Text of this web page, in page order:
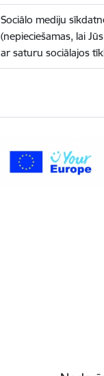
Sociālo mediju
(nepieciešamas, lai
ar saturu sociālajos